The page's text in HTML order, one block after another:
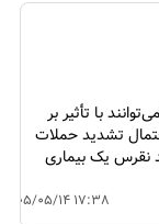
با تأثیر بر
تشدید حملات
نقرس یک بیماری
۱۴۰۵/۰۵/۱۴ ۱۷:۳۸